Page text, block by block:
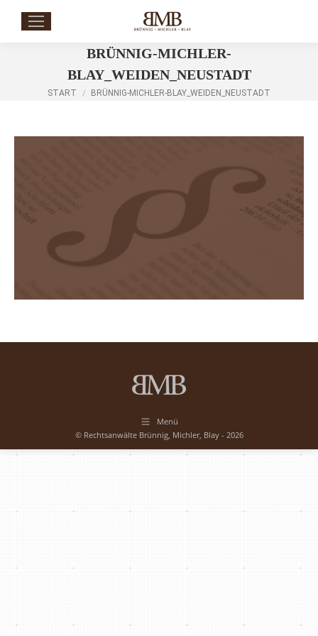
BRÜNNIG-MICHLER-
BLAY_WEIDEN_NEUSTADT
Sie befinden sich hier:
START BRÜNNIG-MICHLER-BLAY_WEIDEN_NEUSTADT
Menü
© Rechtsanwälte Brünnig, Michler, Blay - 2026